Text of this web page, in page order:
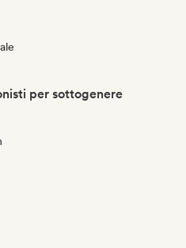
per sottogenere